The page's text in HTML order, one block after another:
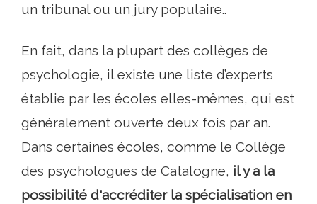
un tribunal ou un jury populaire..
En fait, dans la plupart des collèges de
psychologie, il existe une liste d’experts
établie par les écoles elles-mêmes, qui est
généralement ouverte deux fois par an.
Dans certaines écoles, comme le Collège
des psychologues de Catalogne, il y a la
possibilité d'accréditer la spécialisation en